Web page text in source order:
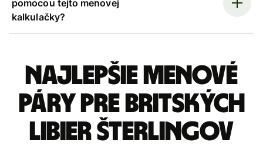
pomocou tejto menovej
kalkulačky?
Najlepšie menové
páry pre Britských
libier šterlingov